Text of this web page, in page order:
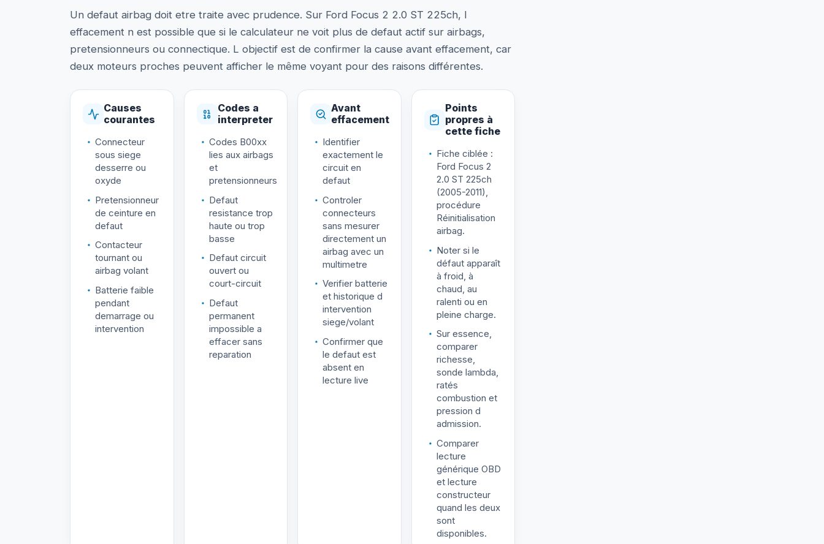
Un defaut airbag doit etre traite avec prudence. Sur Ford Focus 2 2.0 ST 225ch, l
effacement n est possible que si le calculateur ne voit plus de defaut actif sur airbags,
pretensionneurs ou connectique. L objectif est de confirmer la cause avant effacement, car
deux moteurs proches peuvent afficher le même voyant pour des raisons différentes.
Causes
courantes
Connecteur
sous siege
desserre ou
oxyde
Pretensionneur
de ceinture en
defaut
Contacteur
tournant ou
airbag volant
Batterie faible
pendant
demarrage ou
intervention
Codes a
interpreter
Codes B00xx
lies aux airbags
et
pretensionneurs
Defaut
resistance trop
haute ou trop
basse
Defaut circuit
ouvert ou
court-circuit
Defaut
permanent
impossible a
effacer sans
reparation
Avant
effacement
Identifier
exactement le
circuit en
defaut
Controler
connecteurs
sans mesurer
directement un
airbag avec un
multimetre
Verifier batterie
et historique d
intervention
siege/volant
Confirmer que
le defaut est
absent en
lecture live
Points
propres à
cette fiche
Fiche ciblée :
Ford Focus 2
2.0 ST 225ch
(2005-2011),
procédure
Réinitialisation
airbag.
Noter si le
défaut apparaît
à froid, à
chaud, au
ralenti ou en
pleine charge.
Sur essence,
comparer
richesse,
sonde lambda,
ratés
combustion et
pression d
admission.
Comparer
lecture
générique OBD
et lecture
constructeur
quand les deux
sont
disponibles.